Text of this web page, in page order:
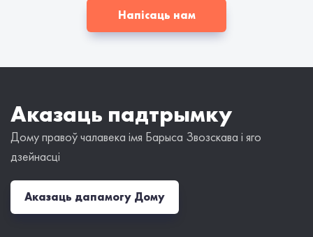
Напісаць нам
Аказаць падтрымку
Дому правоў чалавека імя Барыса Звозскава і яго
дзейнасці
Аказаць дапамогу Дому